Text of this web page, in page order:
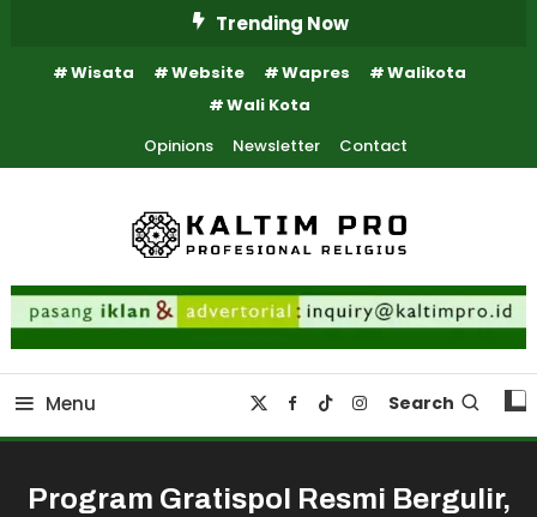
Content
Trending Now
Wisata Website Wapres
Walikota
Wali Kota
Opinions
Newsletter Contact
Kaltim Pro
Kaltim Profesional Religius
Menu Search
Program Gratispol Resmi Bergulir,